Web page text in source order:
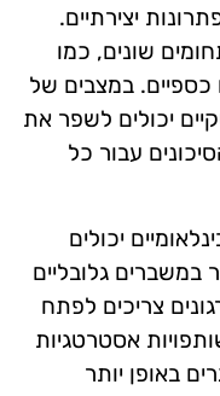
יצירתיים.
שונים, כמו
כספיים. במצבים של
יכולים לשפר את
עבור כל
יכולים
במשברים גלובליים
צריכים לפתח
אסטרטגיות
באופן יותר